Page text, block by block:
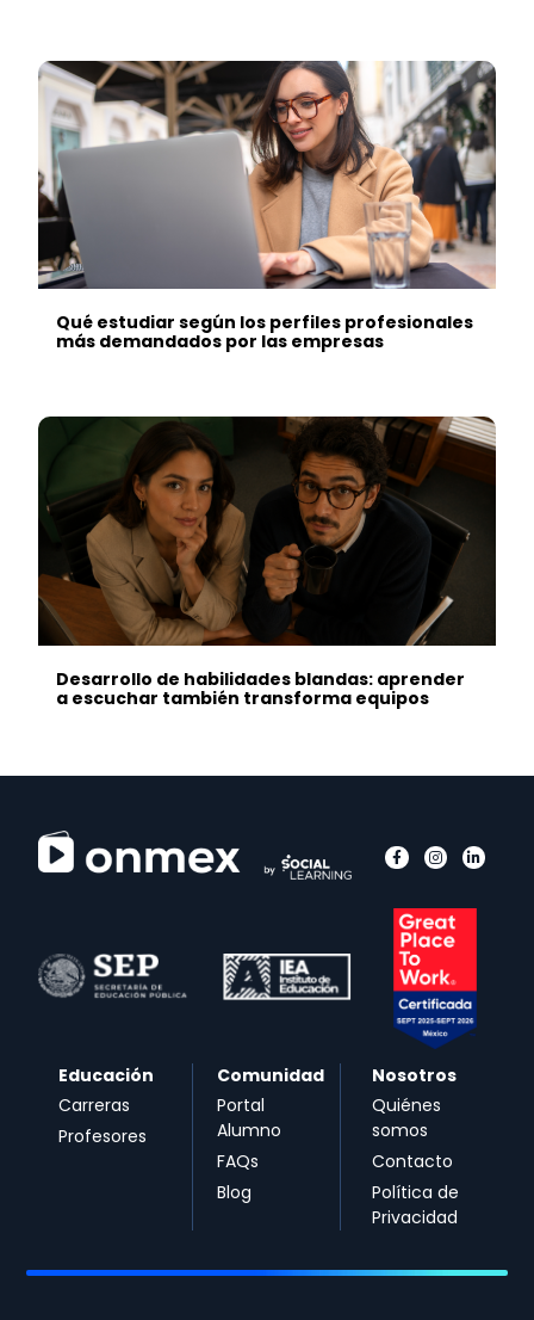
Qué estudiar según los perfiles profesionales
más demandados por las empresas
Desarrollo de habilidades blandas: aprender
a escuchar también transforma equipos
Educación
Carreras
Profesores
Comunidad
Portal
Alumno
FAQs
Blog
Nosotros
Quiénes
somos
Contacto
Política de
Privacidad